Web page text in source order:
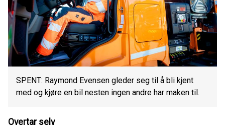
SPENT: Raymond Evensen gleder seg til å bli kjent
med og kjøre en bil nesten ingen andre har maken til.
Overtar selv